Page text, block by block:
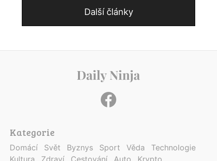
Další články
Kategorie
Domácí Svět Byznys Sport Věda
Technologie